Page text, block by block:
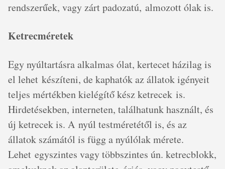
rendszerűek, vagy zárt padozatú, almozott ólak is.
Ketrecméretek
Egy nyúltartásra alkalmas ólat, kertecet házilag is
el lehet készíteni, de kaphatók az állatok igényeit
teljes mértékben kielégítő kész ketrecek is.
Hirdetésekben, interneten, találhatunk használt, és
új ketrecek is. A nyúl testméretétől is, és az
állatok számától is függ a nyúlólak mérete.
Lehet egyszintes vagy többszintes ún. ketrecblokk,